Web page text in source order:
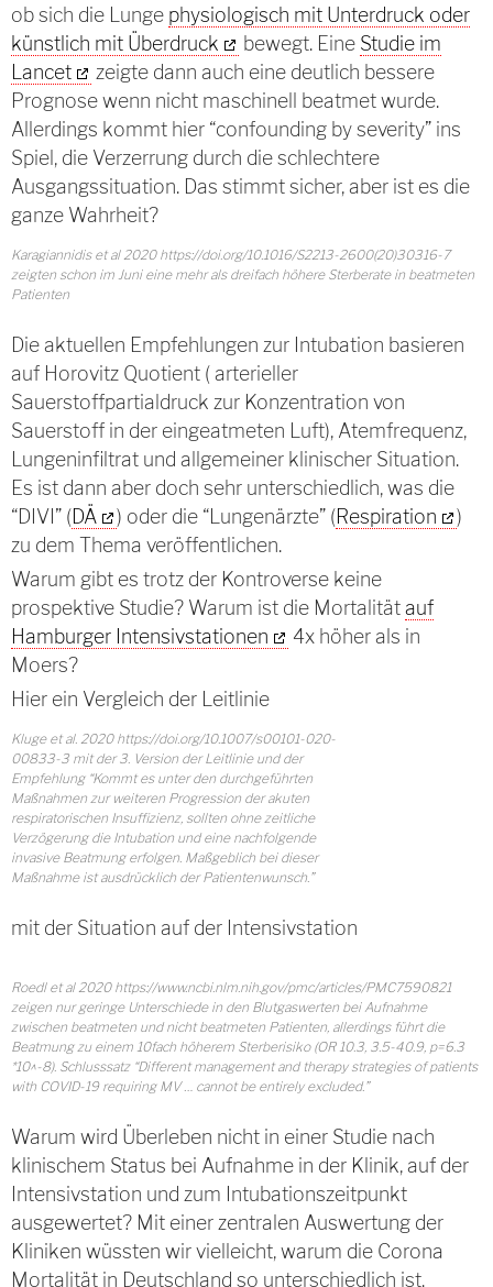
ob sich die Lunge physiologisch mit Unterdruck oder
künstlich mit Überdruck
bewegt. Eine Studie im
Lancet
zeigte dann auch eine deutlich bessere
Prognose wenn nicht maschinell beatmet wurde.
Allerdings kommt hier “confounding by severity” ins
Spiel, die Verzerrung durch die schlechtere
Ausgangssituation. Das stimmt sicher, aber ist es die
ganze Wahrheit?
Karagiannidis et al 2020 https://doi.org/10.1016/S2213-2600(20)30316-7
zeigten schon im Juni eine mehr als dreifach höhere Sterberate in beatmeten
Patienten
Die aktuellen Empfehlungen zur Intubation basieren
auf Horovitz Quotient ( arterieller
Sauerstoffpartialdruck zur Konzentration von
Sauerstoff in der eingeatmeten Luft), Atemfrequenz,
Lungeninfiltrat und allgemeiner klinischer Situation.
Es ist dann aber doch sehr unterschiedlich, was die
“DIVI” (DÄ ) oder die “Lungenärzte” (Respiration
)
zu dem Thema veröffentlichen.
Warum gibt es trotz der Kontroverse keine
prospektive Studie? Warum ist die Mortalitätauf
Hamburger Intensivstationen
4x höher als in
Moers?
Hier ein Vergleich der Leitlinie
Kluge et al. 2020 https://doi.org/10.1007/s00101-020-
00833-3 mit der 3. Version der Leitlinie und der
Empfehlung “Kommt es unter den durchgeführten
Maßnahmen zur weiteren Progression der akuten
respiratorischen Insuffizienz, sollten ohne zeitliche
Verzögerung die Intubation und eine nachfolgende
invasive Beatmung erfolgen. Maßgeblich bei dieser
Maßnahme ist ausdrücklich der Patientenwunsch.”
mit der Situation auf der Intensivstation
Roedl et al 2020 https://www.ncbi.nlm.nih.gov/pmc/articles/PMC7590821
zeigen nur geringe Unterschiede in den Blutgaswerten bei Aufnahme
zwischen beatmeten und nicht beatmeten Patienten, allerdings führt die
Beatmung zu einem 10fach höherem Sterberisiko (OR 10.3, 3.5-40.9, p=6.3
*10^-8). Schlusssatz “Different management and therapy strategies of patients
with COVID-19 requiring MV … cannot be entirely excluded.”
Warum wird Überleben nicht in einer Studie nach
klinischem Status bei Aufnahme in der Klinik, auf der
Intensivstation und zum Intubationszeitpunkt
ausgewertet? Mit einer zentralen Auswertung der
Kliniken wüssten wir vielleicht, warum die Corona
Mortalität in Deutschland so unterschiedlich ist.